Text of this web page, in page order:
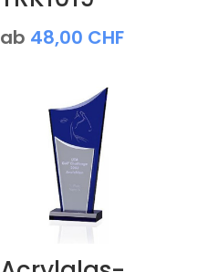
ab 48,00 CHF